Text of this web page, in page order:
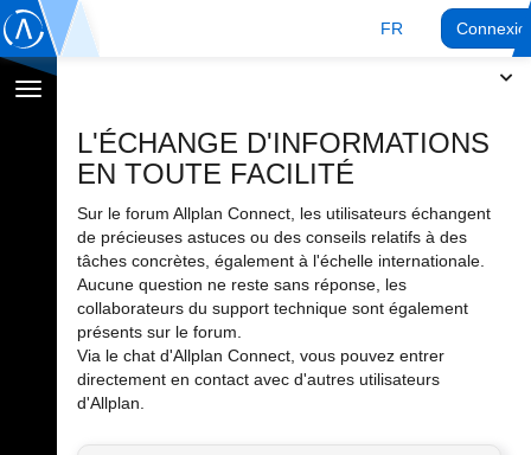
FR
Afficher
navigationL'ÉCHANGE D'INFORMATIONS
EN TOUTE FACILITÉ
Sur le forum Allplan Connect, les utilisateurs échangent
de précieuses astuces ou des conseils relatifs à des
tâches concrètes, également à l'échelle internationale.
Aucune question ne reste sans réponse, les
collaborateurs du support technique sont également
présents sur le forum.
Via le chat d'Allplan Connect, vous pouvez entrer
directement en contact avec d'autres utilisateurs
d'Allplan.